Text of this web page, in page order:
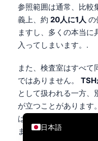
参照範囲は通常、比較
義上、約 20人に1人 の
ますし、多くの本当に
入ってしまいます。.
また、検査室はすべて
ではありません。
として扱われる一方、
が立つことがあります
は、約
ます。.日本語
English
Deutsch
العربية
עִבְרִית
Italiano
Español